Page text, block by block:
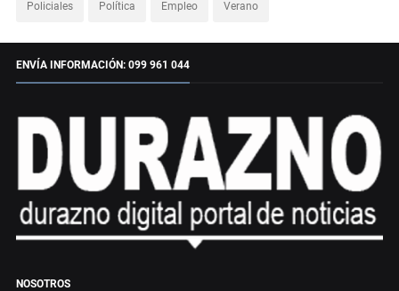
Policiales Política Empleo Verano
ENVÍA INFORMACIÓN: 099 961 044
NOSOTROS